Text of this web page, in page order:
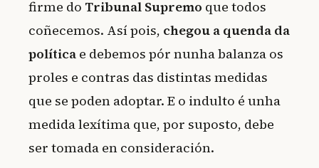
firme do Tribunal Supremo que todos
coñecemos. Así pois, chegou a quenda da
política e debemos pór nunha balanza os
proles e contras das distintas medidas
que se poden adoptar. E o indulto é unha
medida lexítima que, por suposto, debe
ser tomada en consideración.